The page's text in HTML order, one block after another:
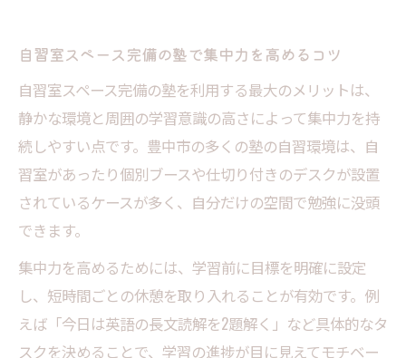
自習室スペース完備の塾に注目すべきポイ
ント
集中できる塾自習環境の見極め方と比較ポ
イント
理想の自習室スペース
塾自習環境選びで重視したいサポート内容
び方
理想の学習スペース
自習室スペース完備の塾を比較するポイン
自習室スペース完備の塾で集中力を高めるコツ
自習室スペース完備の塾を利用する最大のメリットは、
静かな環境と周囲の学習意識の高さによって集中力を持
続しやすい点です。豊中市の多くの塾の自習環境は、自
習室があったり個別ブースや仕切り付きのデスクが設置
されているケースが多く、自分だけの空間で勉強に没頭
できます。
集中力を高めるためには、学習前に目標を明確に設定
し、短時間ごとの休憩を取り入れることが有効です。例
えば「今日は英語の長文読解を2題解く」など具体的なタ
スクを決めることで、学習の進捗が目に見えてモチベー